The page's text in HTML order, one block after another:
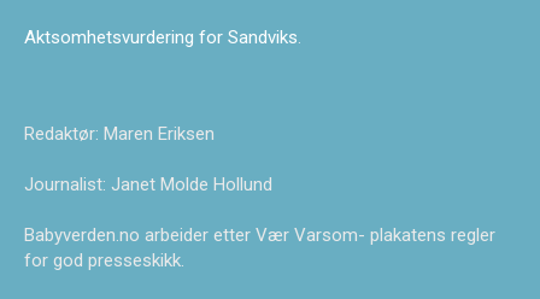
Aktsomhetsvurdering for Sandviks.
Redaktør: Maren Eriksen
Journalist: Janet Molde Hollund
Babyverden.no arbeider etter Vær Varsom- plakatens regler
for god presseskikk.